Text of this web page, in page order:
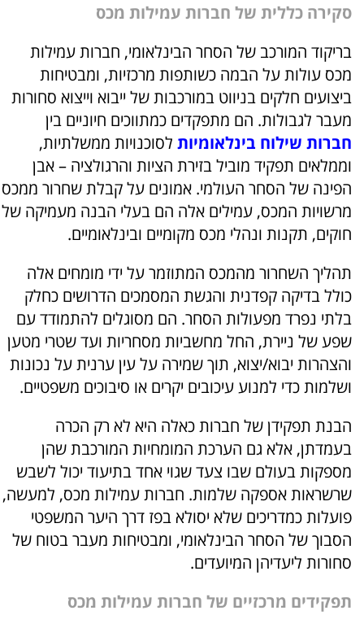
סקירה כללית של חברות עמילות מכס
בריקוד המורכב של הסחר הבינלאומי, חברות עמילות
מכס עולות על הבמה כשותפות מרכזיות, ומבטיחות
ביצועים חלקים בניווט במורכבות של ייבוא וייצוא סחורות
מעבר לגבולות. הם מתפקדים כמתווכים חיוניים בין
חברות שילוח בינלאומיות לסוכנויות ממשלתיות,
וממלאים תפקיד מוביל בזירת הציות והרגולציה – אבן
הפינה של הסחר העולמי. אמונים על קבלת שחרור ממכס
מרשויות המכס, עמילים אלה הם בעלי הבנה מעמיקה של
חוקים, תקנות ונהלי מכס מקומיים ובינלאומיים.
תהליך השחרור מהמכס המתוזמר על ידי מומחים אלה
כולל בדיקה קפדנית והגשת המסמכים הדרושים כחלק
בלתי נפרד מפעולות הסחר. הם מסוגלים להתמודד עם
שפע של ניירת, החל מחשביות מסחריות ועד שטרי מטען
והצהרות יבוא/יצוא, תוך שמירה על עין ערנית על נכונות
ושלמות כדי למנוע עיכובים יקרים או סיבוכים משפטיים.
הבנת תפקידן של חברות כאלה היא לא רק הכרה
בעמדתן, אלא גם הערכת המומחיות המורכבת שהן
מספקות בעולם שבו צעד שגוי אחד בתיעוד יכול לשבש
שרשראות אספקה שלמות. חברות עמילות מכס, למעשה,
פועלות כמדריכים שלא יסולא בפז דרך היער המשפטי
הסבוך של הסחר הבינלאומי, ומבטיחות מעבר בטוח של
סחורות ליעדיהן המיועדים.
תפקידים מרכזיים של חברות עמילות מכס